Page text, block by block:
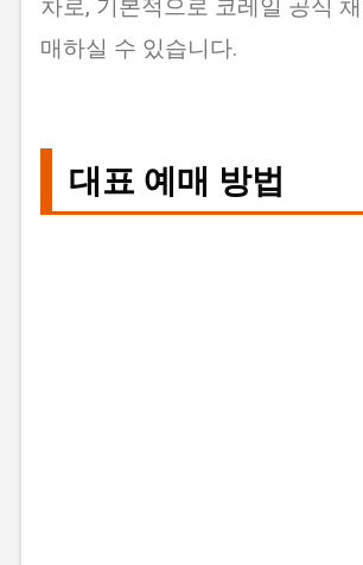
차로, 기본적으로 코레일 공식
매하실 수 있습니다.
대표 예매 방법